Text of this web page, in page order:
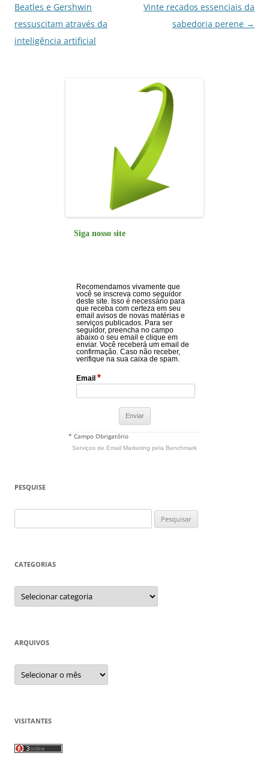
de
posts
Beatles e Gershwin
ressuscitam através da
inteligência artificial
Vinte recados essenciais da
sabedoria perene →
Siga nosso site
Recomendamos vivamente que
você se inscreva como seguidor
deste site. Isso é necessário para
que receba com certeza em seu
email avisos de novas matérias e
serviços publicados. Para ser
seguidor, preencha no campo
abaixo o seu email e clique em
enviar. Você receberá um email de
confirmação. Caso não receber,
verifique na sua caixa de spam.
Email *
* Campo Obrigatório
Serviços de Email Marketing pela Benchmark
PESQUISE
por:
CATEGORIAS
Categorias
ARQUIVOS
Arquivos
VISITANTES